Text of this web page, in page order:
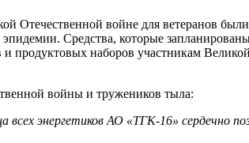
Отечественной войне для ветеранов
Средства, которые
продуктовых наборов участникам
войны и тружеников тыла:
всех энергетиков АО «ТГК-16»